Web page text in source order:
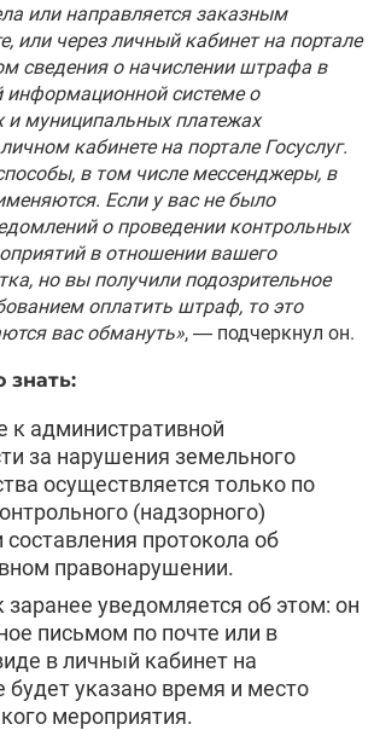
или направляется заказным
или через личный кабинет на портале
сведения о начислении штрафа в
информационной системе о
и муниципальных платежах
кабинете на портале Госуслуг.
в том числе мессенджеры, в
Если у вас не было
о проведении контрольных
в отношении вашего
но вы получили подозрительное
оплатить штраф, то это
вас обмануть», — подчеркнул он.
знать:
к административной
за нарушения земельного
осуществляется только по
(надзорного)
протокола об
правонарушении.
заранее уведомляется об этом: он
письмом по почте или в
в личный кабинет на
будет указано время и место
мероприятия.